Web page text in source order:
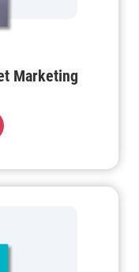
Marketing